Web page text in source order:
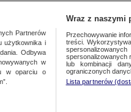
Partnerów
użytkownika i
Odbywa
w
w oparciu o
Wraz z naszymi
Przechowywanie
treści.
spersonalizowanych
lub kombinacji
ograniczonych
Lista partnerów